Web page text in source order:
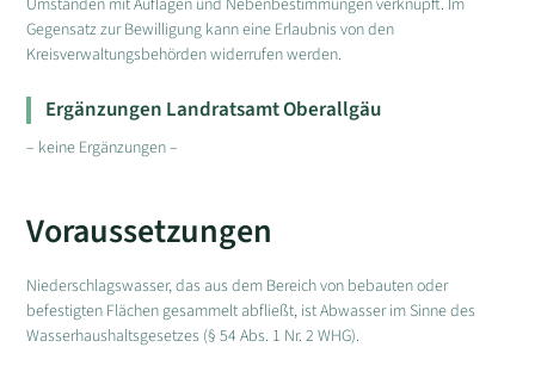
Umständen mit Auflagen und Nebenbestimmungen verknüpft. Im
Gegensatz zur Bewilligung kann eine Erlaubnis von den
Kreisverwaltungsbehörden widerrufen werden.
Ergänzungen Landratsamt Oberallgäu
– keine Ergänzungen –
Voraussetzungen
Niederschlagswasser, das aus dem Bereich von bebauten oder
befestigten Flächen gesammelt abfließt, ist Abwasser im Sinne des
Wasserhaushaltsgesetzes (§ 54 Abs. 1 Nr. 2 WHG).